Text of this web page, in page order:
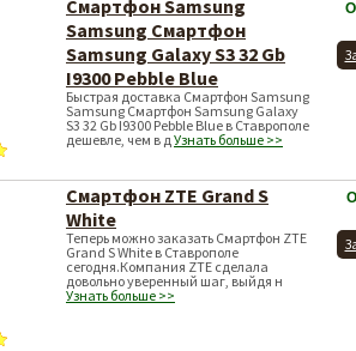
Смартфон Samsung
Samsung Смартфон
Samsung Galaxy S3 32 Gb
I9300 Pebble Blue
Быстрая доставка Смартфон Samsung
Samsung Смартфон Samsung Galaxy
S3 32 Gb I9300 Pebble Blue в Ставрополе
дешевле, чем в дУзнать больше >>
Смартфон ZTE Grand S
White
Теперь можно заказать Смартфон ZTE
Grand S White в Ставрополе
сегодня.Компания ZTE сделала
довольно уверенный шаг, выйдя н
Узнать больше >>